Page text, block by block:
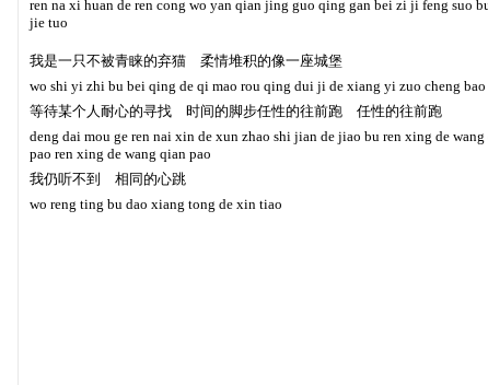
ren na xi huan de ren cong wo yan qian jing guo qing gan bei zi ji feng suo
jie tuo
我是一只不被青睐的弃猫 柔情堆积的像一座城堡
wo shi yi zhi bu bei qing de qi mao rou qing dui ji de xiang yi zuo cheng bao
等待某个人耐心的寻找 时间的脚步任性的往前跑 任性的往前跑
deng dai mou ge ren nai xin de xun zhao shi jian de jiao bu ren xing de
pao ren xing de wang qian pao
我仍听不到 相同的心跳
wo reng ting bu dao xiang tong de xin tiao